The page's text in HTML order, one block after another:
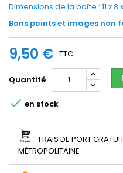
Dimensions de la boîte : 11 x 8
Bons points et images non
9,50 € TTC
Quantité
 en stock
FRAIS DE PORT
MÉTROPOLITAINE